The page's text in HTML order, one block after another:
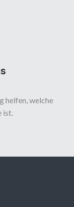
helfen, welche
ist.